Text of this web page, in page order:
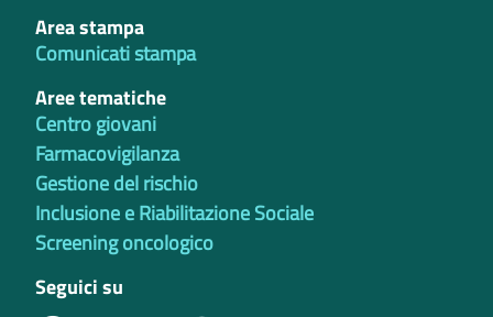
Area stampa
Comunicati stampa
Aree tematiche
Centro giovani
Farmacovigilanza
Gestione del rischio
Inclusione e Riabilitazione Sociale
Screening oncologico
Seguici su